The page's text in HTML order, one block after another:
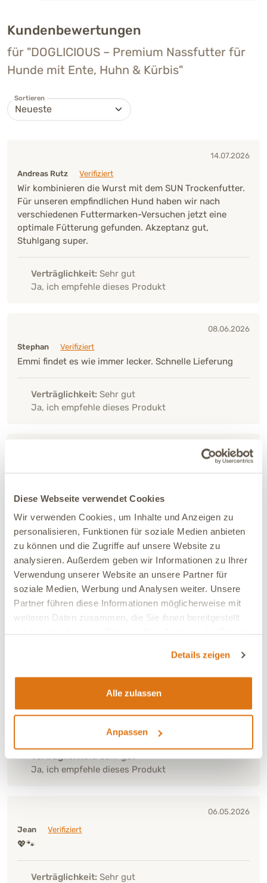
Diese Webseite verwendet Cookies
Wir verwenden Cookies, um Inhalte und Anzeigen zu
personalisieren, Funktionen für soziale Medien anbieten
zu können und die Zugriffe auf unsere Website zu
analysieren. Außerdem geben wir Informationen zu Ihrer
Verwendung unserer Website an unsere Partner für
soziale Medien, Werbung und Analysen weiter. Unsere
Partner führen diese Informationen möglicherweise mit
weiteren Daten zusammen, die Sie ihnen bereitgestellt
Details zeigen
Alle zulassen
Anpassen
Kundenbewertungen
für "DOGLICIOUS – Premium Nassfutter für
Hunde mit Ente, Huhn & Kürbis"
Sortieren
14.07.2026
Andreas Rutz
Verifiziert
Wir kombinieren die Wurst mit dem SUN Trockenfutter.
Für unseren empfindlichen Hund haben wir nach
verschiedenen Futtermarken-Versuchen jetzt eine
optimale Fütterung gefunden. Akzeptanz gut,
Stuhlgang super.
Verträglichkeit: Sehr gut
Ja, ich empfehle dieses Produkt
08.06.2026
Stephan
Verifiziert
Emmi findet es wie immer lecker. Schnelle Lieferung
Verträglichkeit: Sehr gut
Ja, ich empfehle dieses Produkt
03.06.2026
Verträglichkeit:Sehr gut
Ja, ich empfehle dieses Produkt
01.06.2026
Andrea
Verifiziert
Meine beiden Hunde finden das Futter extrem lecker
Carola
Verifiziert
Verträglichkeit:Sehr gut
Ja, ich empfehle dieses Produkt
06.05.2026
Jean
Verifiziert
💖🐾
Verträglichkeit: Sehr gut